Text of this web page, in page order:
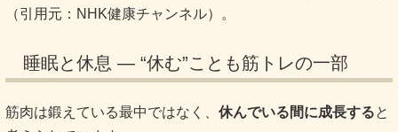
（引用元：NHK健康チャンネル）。
睡眠と休息 ― “休む”ことも筋トレの一部
筋肉は鍛えている最中ではなく、 休んでいる間に成長すると